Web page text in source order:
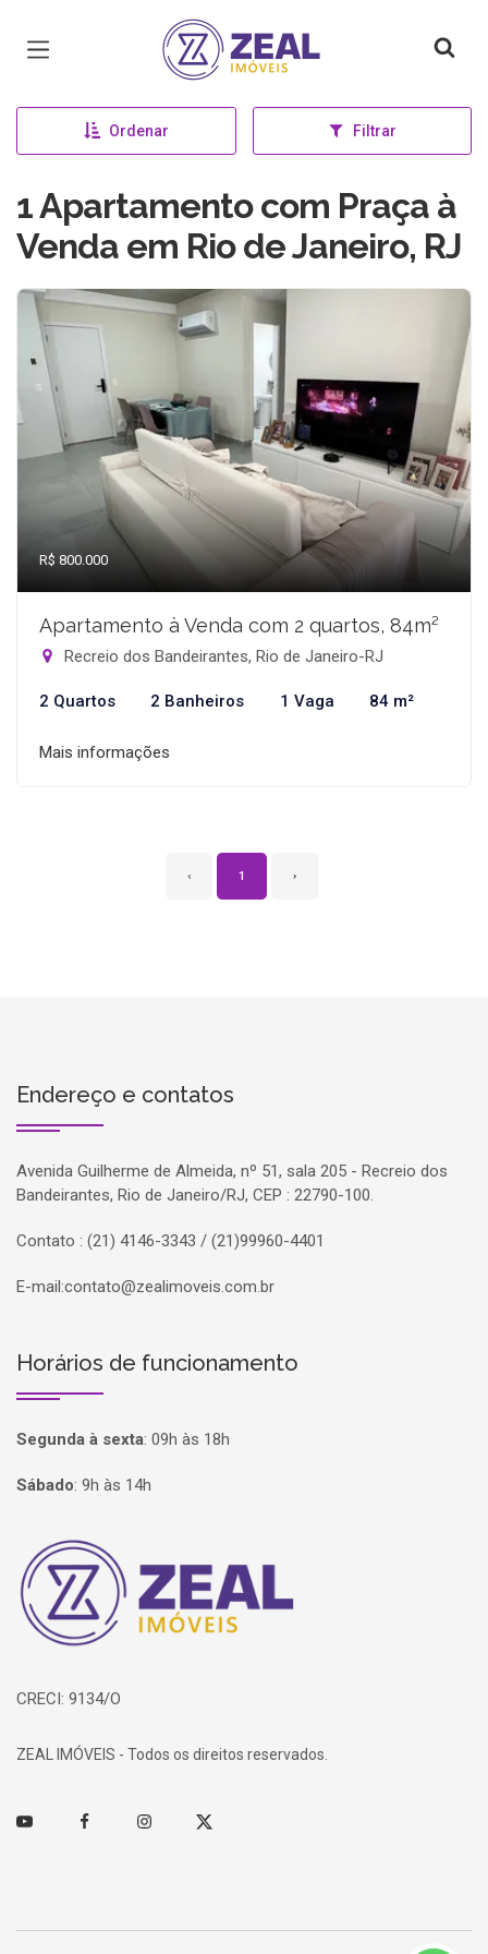
Página inicial
Ordenar Filtrar
1 Apartamento com Praça à
Venda em Rio de Janeiro, RJ
R$ 800.000
Apartamento à Venda com 2 quartos, 84m²
Recreio dos Bandeirantes, Rio de Janeiro-RJ
2 Quartos 2 Banheiros 1 Vaga 84 m²
Mais informações
‹ 1 ›
Endereço e contatos
Avenida Guilherme de Almeida, nº 51, sala 205 - Recreio dos
Bandeirantes, Rio de Janeiro/RJ, CEP : 22790-100.
Contato : (21) 4146-3343 / (21)99960-4401
E-mail:contato@zealimoveis.com.br
Horários de funcionamento
Segunda à sexta: 09h às 18h
Sábado: 9h às 14h
Página inicial
CRECI: 9134/O
ZEAL IMÓVEIS - Todos os direitos reservados.
Youtube FacebookInstagramTwitter